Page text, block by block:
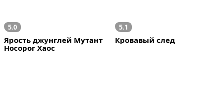
5.0
Ярость джунглей Мутант
Носорог Хаос
5.1
Кровавый след